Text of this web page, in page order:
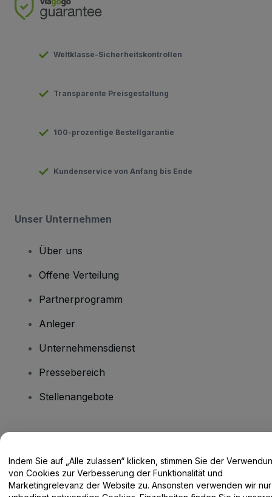
Weltklasse-Sicherheitskontrollen
Transparente Preisgestaltung
100-prozentige Bestellgarantie
Kundenservice von Anfang bis Ende
Unser Unternehmen
Über uns
Offene Verteilung
Partnerprogramm
Anleger
Unternehmensdienst
Pressebereich
Stellenangebote
Hilfe-Center / Kontakt
Indem Sie auf „Alle zulassen“ klicken, stimmen Sie der
von Cookies zur Verbesserung der Funktionalität und
Marketingrelevanz der Website zu. Ansonsten verwenden wir nur